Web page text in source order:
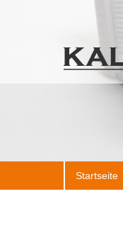
Startseite